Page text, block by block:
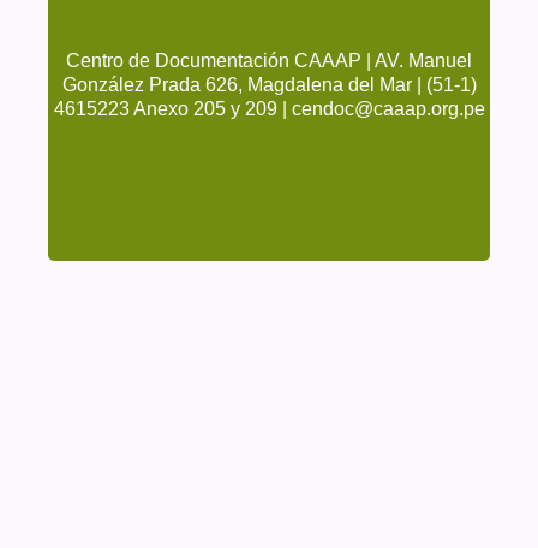
Centro de Documentación CAAAP | AV. Manuel
González Prada 626, Magdalena del Mar | (51-1)
4615223 Anexo 205 y 209 | cendoc@caaap.org.pe